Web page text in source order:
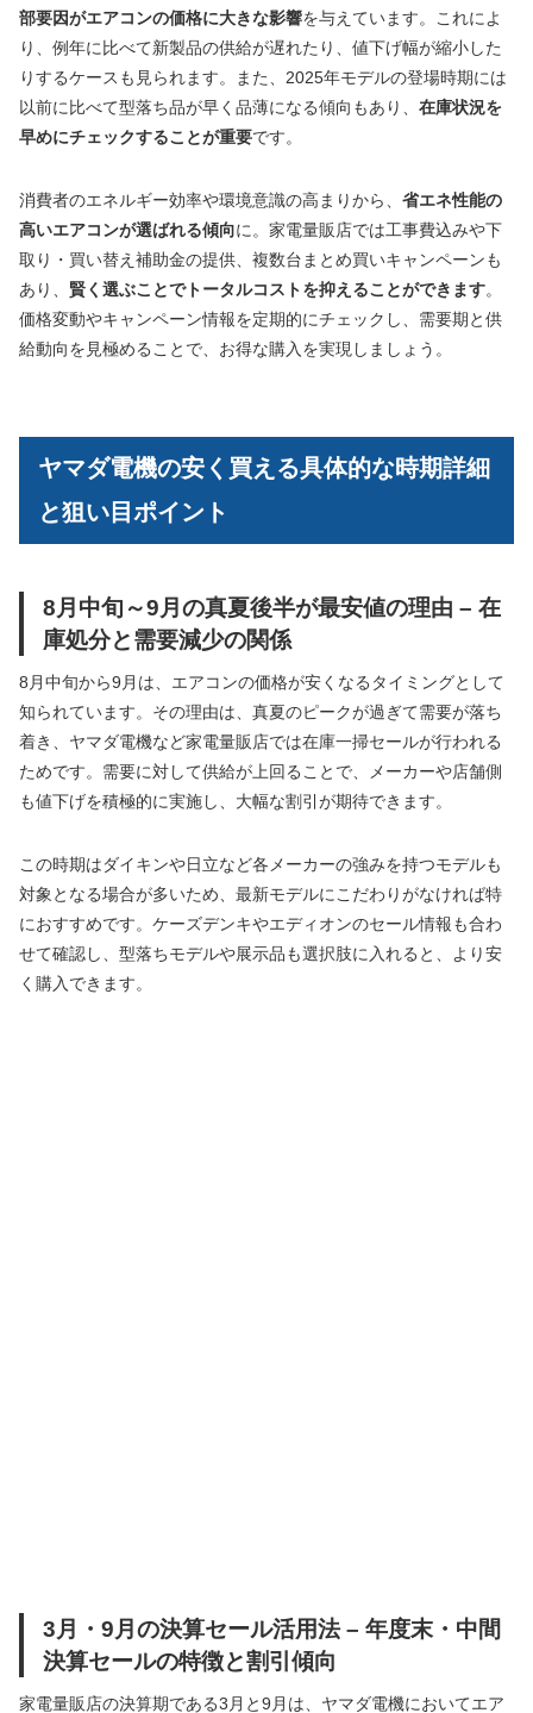
部要因がエアコンの価格に大きな影響を与えています。これによ
り、例年に比べて新製品の供給が遅れたり、値下げ幅が縮小した
りするケースも見られます。また、2025年モデルの登場時期には
以前に比べて型落ち品が早く品薄になる傾向もあり、 在庫状況を
早めにチェックすることが重要です。
消費者のエネルギー効率や環境意識の高まりから、 省エネ性能の
高いエアコンが選ばれる傾向に。家電量販店では工事費込みや下
取り・買い替え補助金の提供、複数台まとめ買いキャンペーンも
あり、 賢く選ぶことでトータルコストを抑えることができます。
価格変動やキャンペーン情報を定期的にチェックし、需要期と供
給動向を見極めることで、お得な購入を実現しましょう。
ヤマダ電機の安く買える具体的な時期詳細
と狙い目ポイント
8月中旬～9月の真夏後半が最安値の理由 – 在
庫処分と需要減少の関係
8月中旬から9月は、エアコンの価格が安くなるタイミングとして
知られています。その理由は、真夏のピークが過ぎて需要が落ち
着き、ヤマダ電機など家電量販店では在庫一掃セールが行われる
ためです。需要に対して供給が上回ることで、メーカーや店舗側
も値下げを積極的に実施し、大幅な割引が期待できます。
この時期はダイキンや日立など各メーカーの強みを持つモデルも
対象となる場合が多いため、最新モデルにこだわりがなければ特
におすすめです。ケーズデンキやエディオンのセール情報も合わ
せて確認し、型落ちモデルや展示品も選択肢に入れると、より安
く購入できます。
3月・9月の決算セール活用法 – 年度末・中間
決算セールの特徴と割引傾向
家電量販店の決算期である3月と9月は、ヤマダ電機においてエア